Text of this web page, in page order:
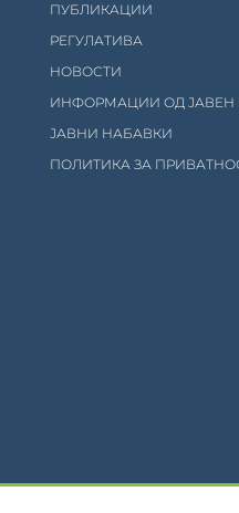
ПУБЛИКАЦИИ
РЕГУЛАТИВА
НОВОСТИ
ИНФОРМАЦИИ ОД ЈАВЕН
ЈАВНИ НАБАВКИ
ПОЛИТИКА ЗА